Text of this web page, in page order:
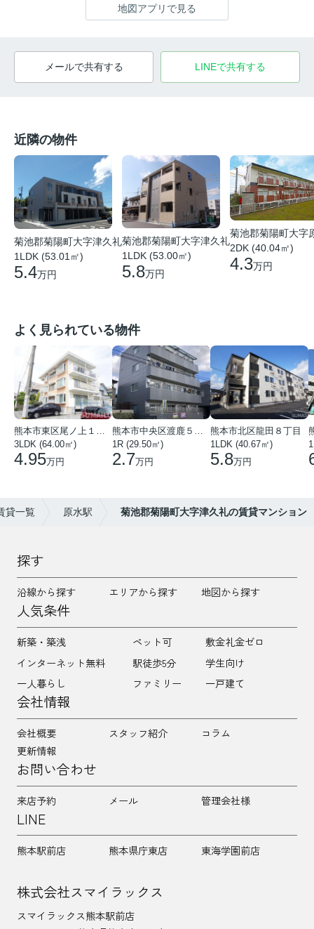
地図アプリで見る
メールで共有する LINEで共有する
近隣の物件
菊池郡菊陽町大字津久礼
1LDK (53.01㎡)
5.4万円
菊池郡菊陽町大字津久礼
1LDK (53.00㎡)
5.8万円
菊池郡菊陽町大字
2DK (40.04㎡)
4.3万円
よく見られている物件
3LDK (64.00㎡)
4.95万円
1R (29.50㎡)
2.7万円
熊本市北区龍田８丁目
1LDK (40.67㎡)
5.8万円
貸一覧 原水駅 菊池郡菊陽町大字津久礼の賃貸マンション
探す
沿線から探す エリアから探す 地図から探す
人気条件
新築・築浅 ペット可
敷金礼金ゼロ
インターネット無料
駅徒歩5分
学生向け
一人暮らし
ファミリー 一戸建て
会社情報
会社概要 スタッフ紹介
コラム
更新情報
お問い合わせ
来店予約 メール 管理会社様
LINE
熊本駅前店 熊本県庁東店 東海学園前店
株式会社スマイラックス
スマイラックス熊本駅前店